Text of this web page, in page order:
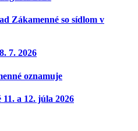
Zákamenné so sídlom v
7. 2026
oznamuje
a 12. júla 2026